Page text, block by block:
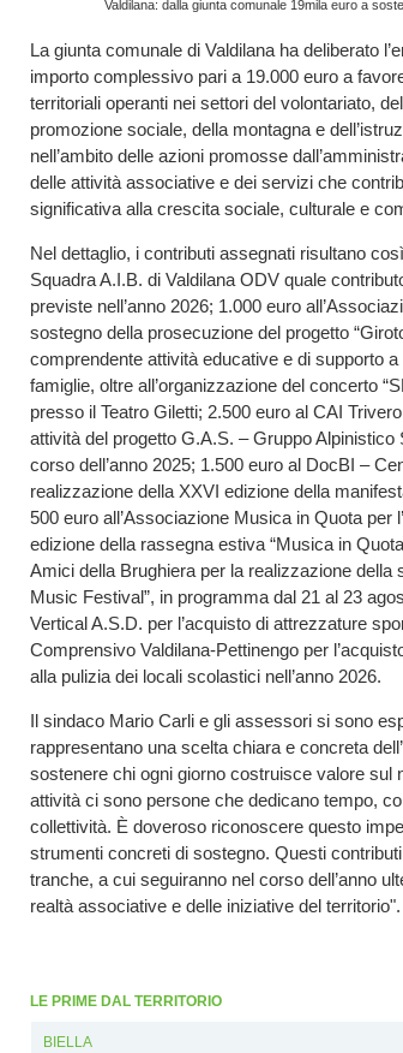
Valdilana: dalla giunta comunale 19mila euro a
La giunta comunale di Valdilana ha deliberato
importo complessivo pari a 19.000 euro a
territoriali operanti nei settori del volontariato,
promozione sociale, della montagna e
nell’ambito delle azioni promosse
delle attività associative e dei servizi che
significativa alla crescita sociale, culturale e
Nel dettaglio, i contributi assegnati risultano
Squadra A.I.B. di Valdilana ODV quale
previste nell’anno 2026; 1.000 euro
sostegno della prosecuzione del progetto
comprendente attività educative e di supporto
famiglie, oltre all’organizzazione del concerto
presso il Teatro Giletti; 2.500 euro al CAI
attività del progetto G.A.S. – Gruppo
corso dell’anno 2025; 1.500 euro al DocBI –
realizzazione della XXVI edizione della
500 euro all’Associazione Musica in Quota per
edizione della rassegna estiva “Musica in
Amici della Brughiera per la realizzazione della
Music Festival”, in programma dal 21 al 23
Vertical A.S.D. per l’acquisto di attrezzature
Comprensivo Valdilana-Pettinengo per
alla pulizia dei locali scolastici nell’anno 2026.
Il sindaco Mario Carli e gli assessori si sono
rappresentano una scelta chiara e concreta
sostenere chi ogni giorno costruisce valore sul
attività ci sono persone che dedicano tempo,
collettività. È doveroso riconoscere questo
strumenti concreti di sostegno. Questi
tranche, a cui seguiranno nel corso dell’anno
realtà associative e delle iniziative del territorio".
LE PRIME DAL TERRITORIO
BIELLA